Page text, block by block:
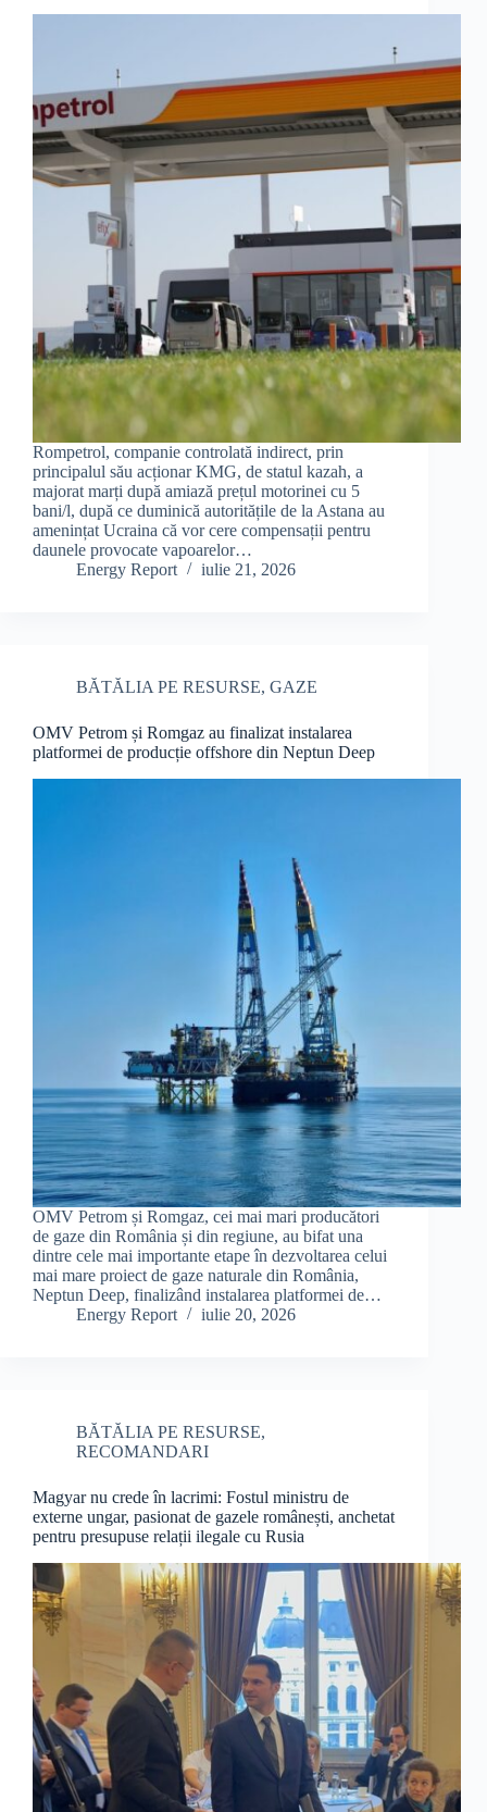
Rompetrol, companie controlată indirect, prin
principalul său acționar KMG, de statul kazah, a
majorat marți după amiază prețul motorinei cu 5
bani/l, după ce duminică autoritățile de la Astana au
amenințat Ucraina că vor cere compensații pentru
daunele provocate vapoarelor…
Energy Report
iulie 21, 2026
BĂTĂLIA PE RESURSE, GAZE
OMV Petrom și Romgaz au finalizat instalarea
platformei de producție offshore din Neptun Deep
OMV Petrom și Romgaz, cei mai mari producători
de gaze din România și din regiune, au bifat una
dintre cele mai importante etape în dezvoltarea celui
mai mare proiect de gaze naturale din România,
Neptun Deep, finalizând instalarea platformei de…
Energy Report
iulie 20, 2026
BĂTĂLIA PE RESURSE,
RECOMANDARI
Magyar nu crede în lacrimi: Fostul ministru de
externe ungar, pasionat de gazele românești, anchetat
pentru presupuse relații ilegale cu Rusia